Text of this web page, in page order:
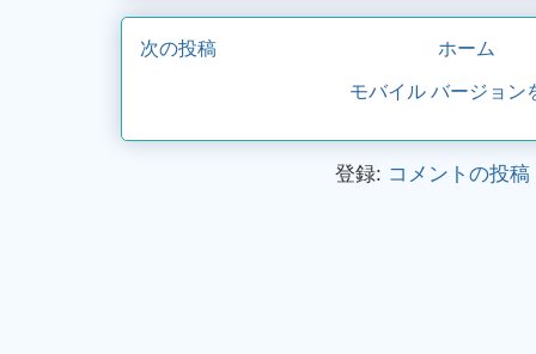
次の投稿 ホーム
モバイル バージョン
登録: コメントの投